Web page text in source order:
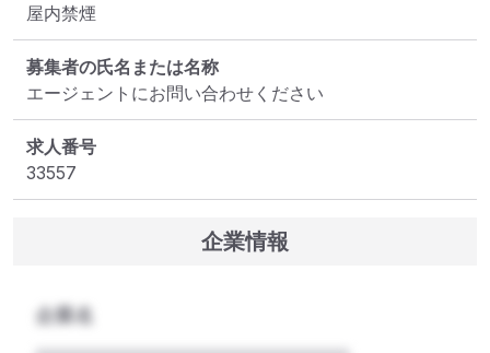
屋内禁煙
募集者の氏名または名称
エージェントにお問い合わせください
求人番号
33557
企業情報
企業名